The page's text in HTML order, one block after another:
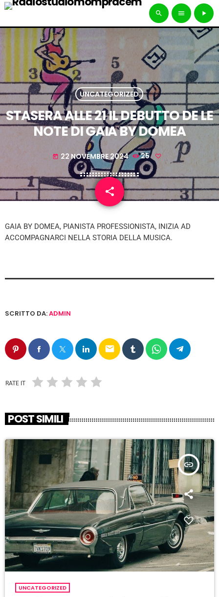
search menu play_arrow
UNCATEGORIZED
STASERA ALLE 21 IL DEBUTTO DE LE
NOTE DI GAIA BY DOMEA
today 22 NOVEMBRE 2024 25
share
email
GAIA BY DOMEA, PIANISTA PROFESSIONISTA, INIZIA AD
ACCOMPAGNARCI NELLA STORIA DELLA MUSICA.
SCRITTO DA:ADMIN
email
RATE IT
POST SIMILI
insert_link
UNCATEGORIZED